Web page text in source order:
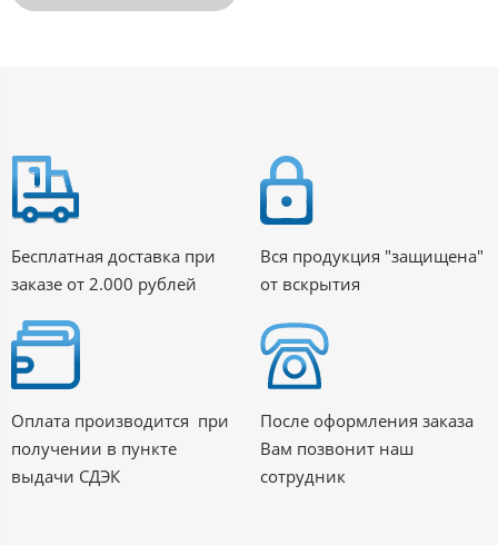
Бесплатная доставка при
заказе от 2.000 рублей
Вся продукция "защищена"
от вскрытия
Оплата производится при
получении в пункте
выдачи СДЭК
После оформления заказа
Вам позвонит наш
сотрудник